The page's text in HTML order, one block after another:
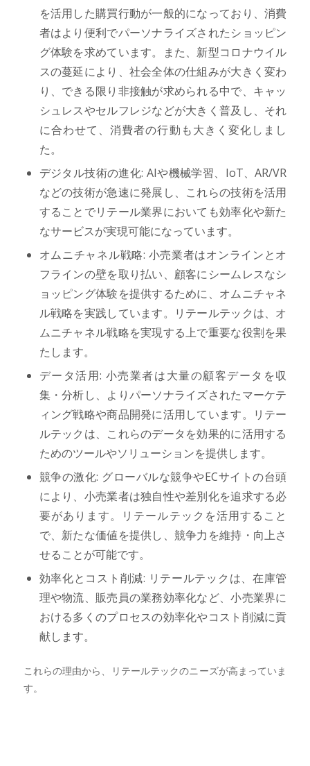
を活用した購買行動が一般的になっており、消費
者はより便利でパーソナライズされたショッピン
グ体験を求めています。また、新型コロナウイル
スの蔓延により、社会全体の仕組みが大きく変わ
り、できる限り非接触が求められる中で、キャッ
シュレスやセルフレジなどが大きく普及し、それ
に合わせて、消費者の行動も大きく変化しまし
た。
デジタル技術の進化: AIや機械学習、IoT、AR/VR
などの技術が急速に発展し、これらの技術を活用
することでリテール業界においても効率化や新た
なサービスが実現可能になっています。
オムニチャネル戦略: 小売業者はオンラインとオ
フラインの壁を取り払い、顧客にシームレスなシ
ョッピング体験を提供するために、オムニチャネ
ル戦略を実践しています。リテールテックは、オ
ムニチャネル戦略を実現する上で重要な役割を果
たします。
データ活用: 小売業者は大量の顧客データを収
集・分析し、よりパーソナライズされたマーケテ
ィング戦略や商品開発に活用しています。リテー
ルテックは、これらのデータを効果的に活用する
ためのツールやソリューションを提供します。
競争の激化: グローバルな競争やECサイトの台頭
により、小売業者は独自性や差別化を追求する必
要があります。リテールテックを活用すること
で、新たな価値を提供し、競争力を維持・向上さ
せることが可能です。
効率化とコスト削減: リテールテックは、在庫管
理や物流、販売員の業務効率化など、小売業界に
おける多くのプロセスの効率化やコスト削減に貢
献します。
これらの理由から、リテールテックのニーズが高まっていま
す。